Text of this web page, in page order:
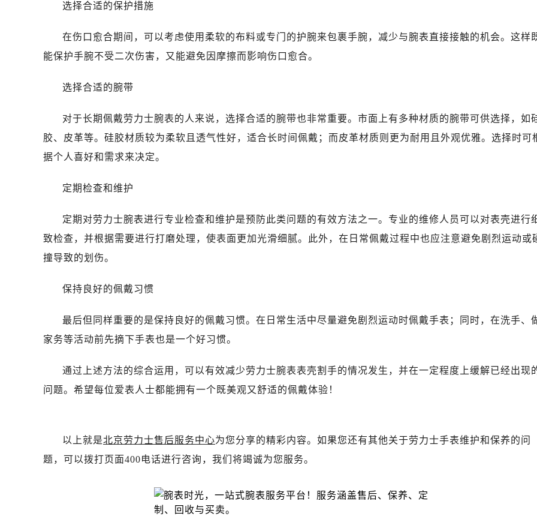
青岛市南区山东路6号华润大厦B座22层04室（需提前预约）
长春市朝阳区西安大路727号中银大厦A座(旺进大厦)18层09室（需提前预约）
贵阳市南明区都司高架桥路33号亨特国际金融中心14楼14D（需提前预约）
石家庄市长安区中山东路39号勒泰中心写字楼B座13层07室（需提前预约）
西安市碑林区南关正街88号华侨城长安国际中心E座6楼10室（需提前预约）
唐山市路南区新华东道100号万达广场写字楼A座10层1002室（需提前预约）
台州市椒江区东海大道1800号腾达中心东1幢20楼2002室（需提前预约）
黑龙江省鹤岗市向阳区红军路劳力士售后服务中心（需提前预约）
黑龙江省黑河市爱辉区中央街劳力士售后服务中心（需提前预约）
黑龙江省佳木斯市向阳区长安路劳力士售后服务中心（需提前预约）
黑龙江省齐齐哈尔市龙沙区龙华路劳力士售后服务中心（需提前预约）
黑龙江省双鸭山市尖山区新兴大街劳力士售后服务中心（需提前预约）
黑龙江省伊春市伊美区通河路劳力士售后服务中心（需提前预约）
吉林省白城市洮北区明仁南街劳力士售后服务中心（需提前预约）
吉林省吉林市船营区河南街劳力士售后服务中心（需提前预约）
吉林省四平市铁东区紫气大路与南九经街交汇处劳力士售后服务中心（需提前预约）
吉林省松原市宁江区五环大街劳力士售后服务中心（需提前预约）
吉林省延边市延吉市解放路劳力士售后服务中心（需提前预约）
辽宁省鞍山市铁东区站前街劳力士售后服务中心（需提前预约）
选择合适的保护措施
在伤口愈合期间，可以考虑使用柔软的布料或专门的护腕来包裹手腕，减少与腕表直接接触的机会。这样
能保护手腕不受二次伤害，又能避免因摩擦而影响伤口愈合。
选择合适的腕带
对于长期佩戴劳力士腕表的人来说，选择合适的腕带也非常重要。市面上有多种材质的腕带可供选择，如
胶、皮革等。硅胶材质较为柔软且透气性好，适合长时间佩戴；而皮革材质则更为耐用且外观优雅。选择时可
据个人喜好和需求来决定。
定期检查和维护
定期对劳力士腕表进行专业检查和维护是预防此类问题的有效方法之一。专业的维修人员可以对表壳进行
致检查，并根据需要进行打磨处理，使表面更加光滑细腻。此外，在日常佩戴过程中也应注意避免剧烈运动或
撞导致的划伤。
保持良好的佩戴习惯
最后但同样重要的是保持良好的佩戴习惯。在日常生活中尽量避免剧烈运动时佩戴手表；同时，在洗手、
家务等活动前先摘下手表也是一个好习惯。
通过上述方法的综合运用，可以有效减少劳力士腕表表壳割手的情况发生，并在一定程度上缓解已经出现
问题。希望每位爱表人士都能拥有一个既美观又舒适的佩戴体验！
以上就是北京劳力士售后服务中心为您分享的精彩内容。如果您还有其他关于劳力士手表维护和保养的问
题，可以拨打页面400电话进行咨询，我们将竭诚为您服务。